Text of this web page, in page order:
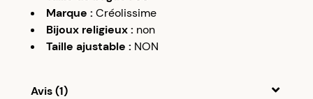
Marque : Créolissime
Bijoux religieux: non
Taille ajustable : NON
Avis (1)